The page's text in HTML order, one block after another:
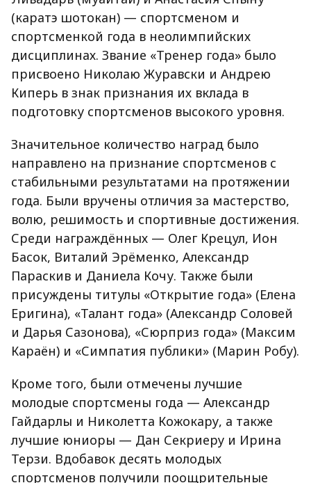
(каратэ шотокан) — спортсменом и
спортсменкой года в неолимпийских
дисциплинах. Звание «Тренер года» было
присвоено Николаю Журавски и Андрею
Киперь в знак признания их вклада в
подготовку спортсменов высокого уровня.
Значительное количество наград было
направлено на признание спортсменов с
стабильными результатами на протяжении
года. Были вручены отличия за мастерство,
волю, решимость и спортивные достижения.
Среди награждённых — Олег Крецул, Ион
Басок, Виталий Эрёменко, Александр
Параскив и Даниела Кочу. Также были
присуждены титулы «Открытие года» (Елена
Еригина), «Талант года» (Александр Соловей
и Дарья Сазонова), «Сюрприз года» (Максим
Караён) и «Симпатия публики» (Марин Робу).
Кроме того, были отмечены лучшие
молодые спортсмены года — Александр
Гайдарлы и Николетта Кожокару, а также
лучшие юниоры — Дан Секриеру и Ирина
Терзи. Вдобавок десять молодых
спортсменов получили поощрительные